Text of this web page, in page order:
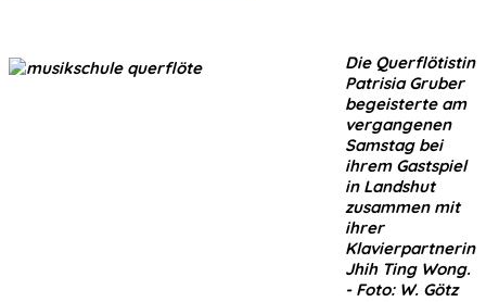
Die Querflötistin
Patrisia Gruber
begeisterte am
vergangenen
Samstag bei
ihrem Gastspiel
in Landshut
zusammen mit
ihrer
Klavierpartnerin
Jhih Ting Wong.
- Foto: W. Götz